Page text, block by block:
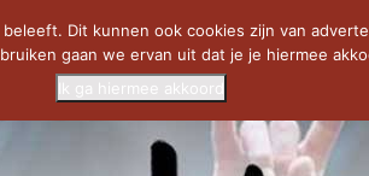
OF LIONS – U... SAVATAGE KOMT TERUG IN 0...
Dit kunnen ook cookies zijn van
gaan we ervan uit dat je je hiermee
Ik ga hiermee akkoord